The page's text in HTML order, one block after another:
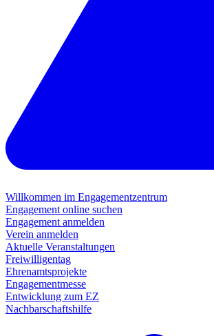
Willkommen im Engagementzentrum
Engagement online suchen
Engagement anmelden
Verein anmelden
Aktuelle Veranstaltungen
Freiwilligentag
Ehrenamtsprojekte
Engagementmesse
Entwicklung zum EZ
Nachbarschaftshilfe